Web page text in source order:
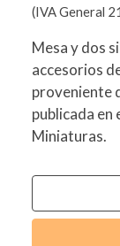
(IVA General
Mesa y dos
accesorios
proveniente
publicada en
Miniaturas.